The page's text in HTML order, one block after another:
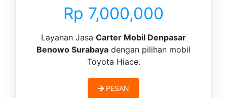
Rp 7,000,000
Layanan Jasa Carter Mobil Denpasar
Benowo Surabaya dengan pilihan mobil
Toyota Hiace.
PESAN